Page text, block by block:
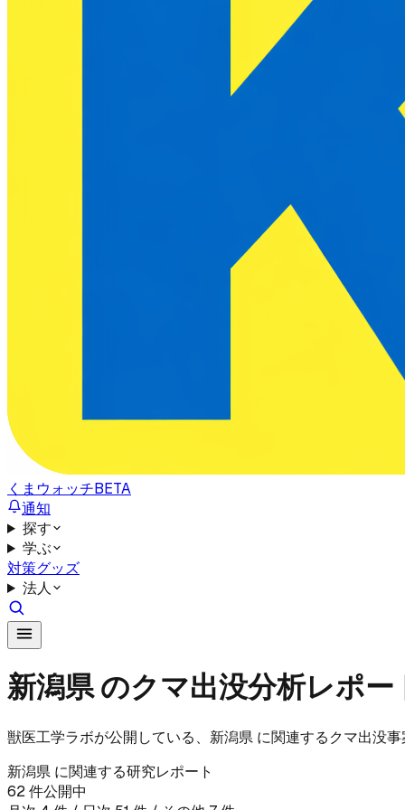
くまウォッチBETA
通知
探す
学ぶ
対策グッズ
法人
新潟県 のクマ出没分析レポー
獣医工学ラボが公開している、新潟県 に関連するクマ出没
新潟県 に関連する研究レポート
62件公開中